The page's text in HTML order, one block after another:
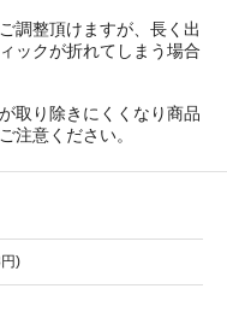
調整頂けますが、長く出
ックが折れてしまう場合
取り除きにくくなり商品
注意ください。
)